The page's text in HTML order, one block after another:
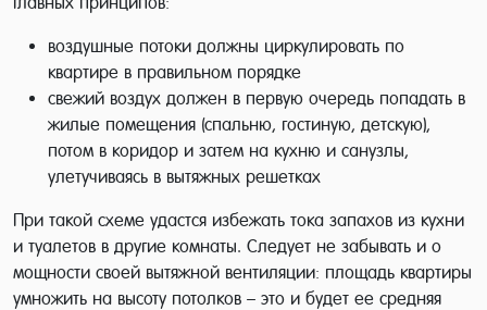
воздушные потоки должны циркулировать по
квартире в правильном порядке
свежий воздух должен в первую очередь попадать в
жилые помещения (спальню, гостиную, детскую),
потом в коридор и затем на кухню и санузлы,
улетучиваясь в вытяжных решетках
При такой схеме удастся избежать тока запахов из кухни
и туалетов в другие комнаты. Следует не забывать и о
мощности своей вытяжной вентиляции: площадь квартиры
умножить на высоту потолков – это и будет ее средняя